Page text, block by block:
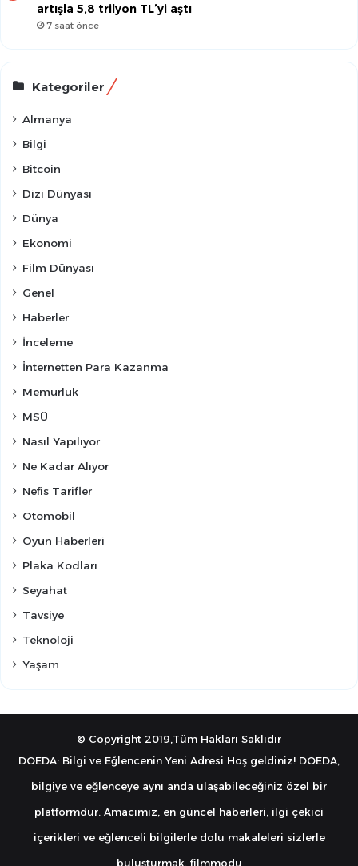
artışla 5,8 trilyon TL’yi aştı
7 saat önce
Kategoriler
Almanya
Bilgi
Bitcoin
Dizi Dünyası
Dünya
Ekonomi
Film Dünyası
Genel
Haberler
İnceleme
İnternetten Para Kazanma
Memurluk
MSÜ
Nasıl Yapılıyor
Ne Kadar Alıyor
Nefis Tarifler
Otomobil
Oyun Haberleri
Plaka Kodları
Seyahat
Tavsiye
Teknoloji
Yaşam
© Copyright 2019,Tüm Hakları Saklıdır
DOEDA: Bilgi ve Eğlencenin Yeni Adresi Hoş geldiniz! DOEDA,
bilgiye ve eğlenceye aynı anda ulaşabileceğiniz özel bir
platformdur. Amacımız, en güncel haberleri, ilgi çekici
içerikleri ve eğlenceli bilgilerle dolu makaleleri sizlerle
buluşturmak. filmmodu